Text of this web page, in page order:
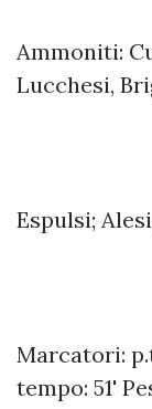
Ammoniti:
Lucchesi,
Espulsi;
Marcatori:
tempo: 51'